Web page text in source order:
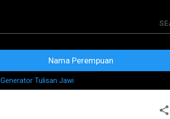
Nama Perempuan
Generator Tulisan Jawi